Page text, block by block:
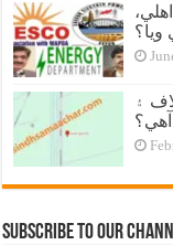
۽
آهي؟
Subscribe to our